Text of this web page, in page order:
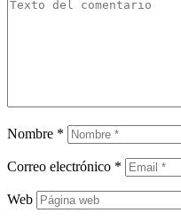
Nombre *
Correo electrónico *
Web